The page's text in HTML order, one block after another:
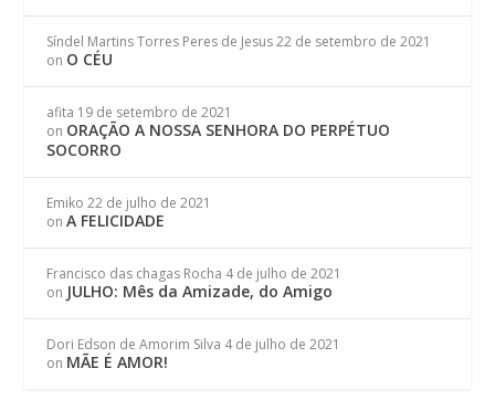
Síndel Martins Torres Peres de Jesus 22 de setembro de 2021
on O CÉU
afita 19 de setembro de 2021
on ORAÇÃO A NOSSA SENHORA DO PERPÉTUO
SOCORRO
Emiko 22 de julho de 2021
onA FELICIDADE
Francisco das chagas Rocha 4 de julho de 2021
on JULHO: Mês da Amizade, do Amigo
Dori Edson de Amorim Silva 4 de julho de 2021
on MÃE É AMOR!